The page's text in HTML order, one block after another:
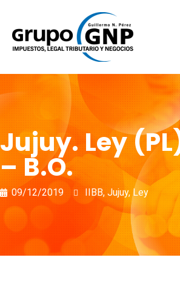
Jujuy. Ley
– B.O.
09/12/2019 IIBB, Jujuy, Ley